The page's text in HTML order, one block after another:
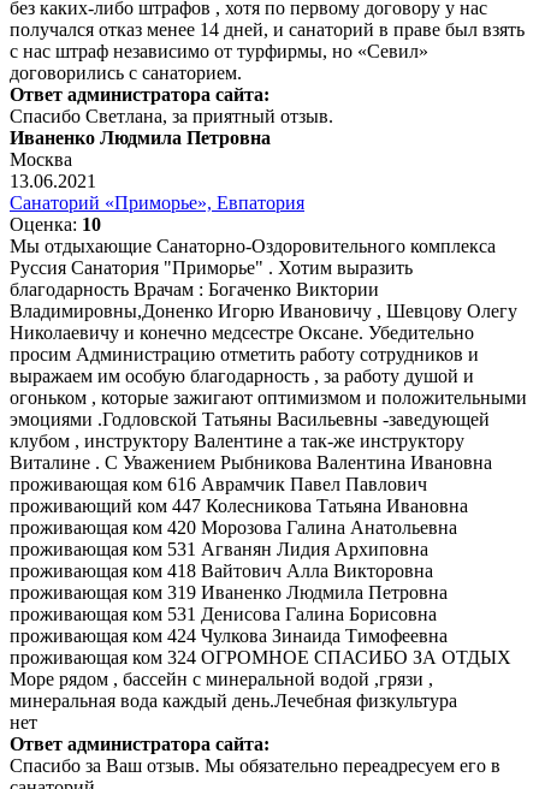
без каких-либо штрафов , хотя по первому договору у нас
получался отказ менее 14 дней, и санаторий в праве был взять
с нас штраф независимо от турфирмы, но «Севил»
договорились с санаторием.
Ответ администратора сайта:
Спасибо Светлана, за приятный отзыв.
Иваненко Людмила Петровна
Москва
13.06.2021
Санаторий «Приморье», Евпатория
Оценка: 10
Мы отдыхающие Санаторно-Оздоровительного комплекса
Руссия Санатория "Приморье" . Хотим выразить
благодарность Врачам : Богаченко Виктории
Владимировны,Доненко Игорю Ивановичу , Шевцову Олегу
Николаевичу и конечно медсестре Оксане. Убедительно
просим Администрацию отметить работу сотрудников и
выражаем им особую благодарность , за работу душой и
огоньком , которые зажигают оптимизмом и положительными
эмоциями .Годловской Татьяны Васильевны -заведующей
клубом , инструктору Валентине а так-же инструктору
Виталине . С Уважением Рыбникова Валентина Ивановна
проживающая ком 616 Аврамчик Павел Павлович
проживающий ком 447 Колесникова Татьяна Ивановна
проживающая ком 420 Морозова Галина Анатольевна
проживающая ком 531 Агванян Лидия Архиповна
проживающая ком 418 Вайтович Алла Викторовна
проживающая ком 319 Иваненко Людмила Петровна
проживающая ком 531 Денисова Галина Борисовна
проживающая ком 424 Чулкова Зинаида Тимофеевна
проживающая ком 324 ОГРОМНОЕ СПАСИБО ЗА ОТДЫХ
Море рядом , бассейн с минеральной водой ,грязи ,
минеральная вода каждый день.Лечебная физкультура
нет
Ответ администратора сайта:
Спасибо за Ваш отзыв. Мы обязательно переадресуем его в